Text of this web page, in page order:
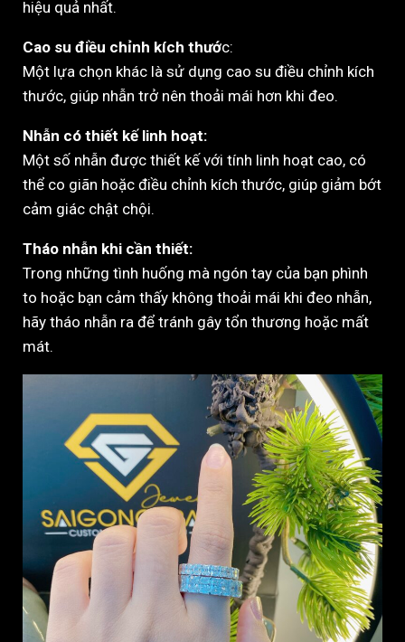
hiệu quả nhất.
Cao su điều chỉnh kích thước:
Một lựa chọn khác là sử dụng cao su điều chỉnh kích
thước, giúp nhẫn trở nên thoải mái hơn khi đeo.
Nhẫn có thiết kế linh hoạt:
Một số nhẫn được thiết kế với tính linh hoạt cao, có
thể co giãn hoặc điều chỉnh kích thước, giúp giảm bớt
cảm giác chật chội.
Tháo nhẫn khi cần thiết:
Trong những tình huống mà ngón tay của bạn phình
to hoặc bạn cảm thấy không thoải mái khi đeo nhẫn,
hãy tháo nhẫn ra để tránh gây tổn thương hoặc mất
mát.